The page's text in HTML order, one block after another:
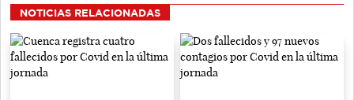
NOTICIAS RELACIONADAS